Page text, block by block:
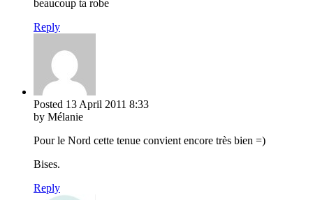
beaucoup ta robe
Reply
Posted 13 April 2011 8:33
by Mélanie
Pour le Nord cette tenue convient encore très bien =)
Bises.
Reply